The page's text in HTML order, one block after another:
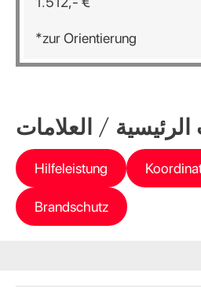
*zur Orientierung
الرئيسية / العلامات
Hilfeleistung
Brandschutz